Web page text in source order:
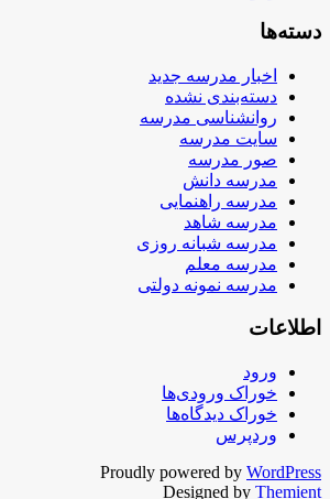
دسته‌ها
اخبار مدرسه جدید
دسته‌بندی نشده
روانشناسی مدرسه
سایت مدرسه
صور مدرسه
مدرسه دانش
مدرسه راهنمایی
مدرسه شاهد
مدرسه شبانه روزی
مدرسه معلم
مدرسه نمونه دولتی
اطلاعات
ورود
خوراک ورودی‌ها
خوراک دیدگاه‌ها
وردپرس
Proudly powered by WordPress
Designed by Themient